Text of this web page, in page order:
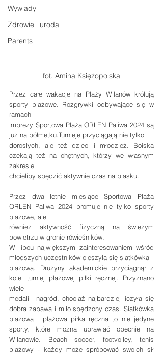
Wywiady
Zdrowie i uroda
Parents
fot. Amina Księżopolska
Przez całe wakacje na Plaży Wilanów królują
sporty plażowe. Rozgrywki odbywające się w
ramach
imprezy Sportowa Plaża ORLEN Paliwa 2024 są
już na półmetku.Turnieje przyciągają nie tylko
dorosłych, ale też dzieci i młodzież. Boiska
czekają też na chętnych, którzy we własnym
zakresie
chcieliby spędzić aktywnie czas na piasku.
Przez dwa letnie miesiące Sportowa Plaża
ORLEN Paliwa 2024 promuje nie tylko sporty
plażowe, ale
również aktywność fizyczną na świeżym
powietrzu w gronie rówieśników.
W lipcu największym zainteresowaniem wśród
młodszych uczestników cieszyła się siatkówka
plażowa. Drużyny akademickie przyciągnął z
kolei turniej plażowej piłki ręcznej. Przyznano
wiele
medali i nagród, chociaż najbardziej liczyła się
dobra zabawa i miło spędzony czas. Siatkówka
plażowa i plażowa piłka ręczna to nie jedyne
sporty, które można uprawiać obecnie na
Wilanowie. Beach soccer, footvolley, tenis
plażowy - każdy może spróbować swoich sił